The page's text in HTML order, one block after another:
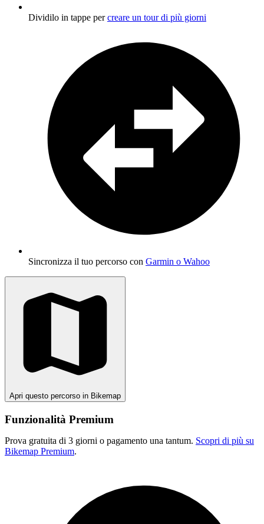
Dividilo in tappe percreare un tour di più giorni
Sincronizza il tuo percorso con Garmin o Wahoo
Apri questo percorso in Bikemap
Funzionalità Premium
Prova gratuita di 3 giorni o pagamento una tantum. Scopri di più su
Bikemap Premium.